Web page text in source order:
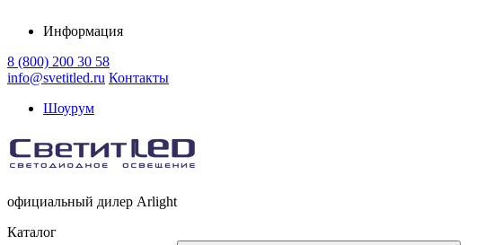
Информация
8 (800) 200 30 58
info@svetitled.ru Контакты
Шоурум
официальный дилер Arlight
Каталог